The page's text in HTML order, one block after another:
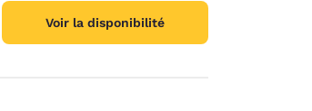
Voir la disponibilité